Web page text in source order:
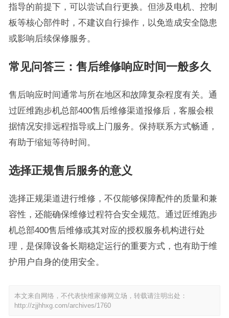
指导的前提下，可以尝试自行更换。但涉及电机、控制
板等核心部件时，不建议自行操作，以免造成安全隐患
或影响后续保修服务。
常见问答三：售后维修响应时间一般多久
售后响应时间通常与所在地区和故障复杂程度有关。通
过匠维跑步机总部400售后维修渠道报修后，客服会根
据情况安排远程指导或上门服务。保持联系方式畅通，
有助于缩短等待时间。
选择正规售后服务的意义
选择正规渠道进行维修，不仅能够保障配件的质量和兼
容性，还能确保维修过程符合安全规范。通过匠维跑步
机总部400售后维修或其对应的授权服务机构进行处
理，是保障设备长期稳定运行的重要方式，也有助于维
护用户自身的使用安全。
本文来自网络，不代表快维家修网立场，转载请注明出处：
http://zjjhhxg.com/archives/1760